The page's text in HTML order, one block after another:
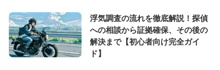
浮気調査の流れを徹底解説！探偵
への相談から証拠確保、その後の
解決まで【初心者向け完全ガイ
ド】